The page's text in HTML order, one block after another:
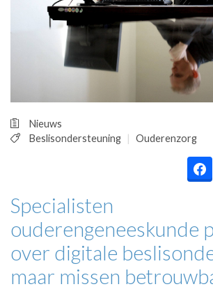
PRAKTIJKZAKEN
TARIEVEN
VPHUISARTSEN
MEDISCHE VAKHANDEL
INLOGGEN
Nieuws
Beslisondersteuning
Ouderenzorg
Specialisten
ouderengeneeskunde
over digitale
maar missen